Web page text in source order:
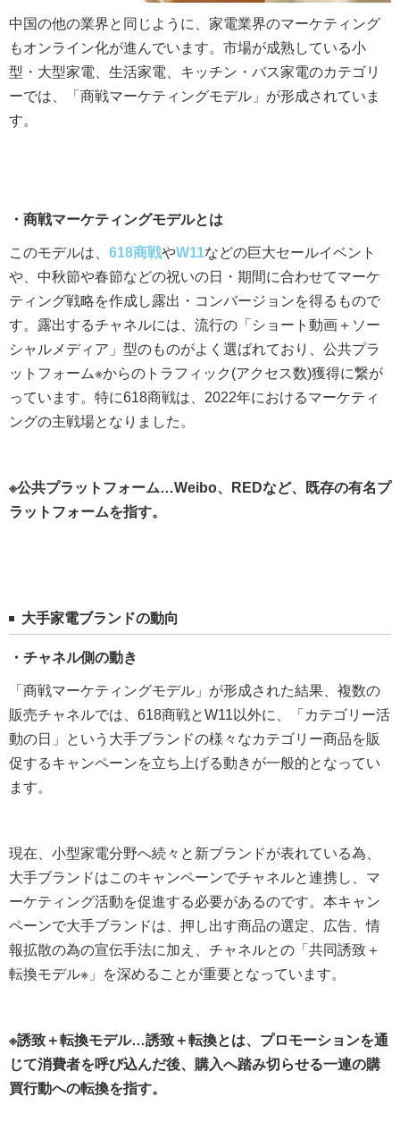
中国の他の業界と同じように、家電業界のマーケティング
もオンライン化が進んでいます。市場が成熟している小
型・大型家電、生活家電、キッチン・バス家電のカテゴリ
ーでは、「商戦マーケティングモデル」が形成されていま
す。
・商戦マーケティングモデルとは
このモデルは、 618商戦やW11などの巨大セールイベント
や、中秋節や春節などの祝いの日・期間に合わせてマーケ
ティング戦略を作成し露出・コンバージョンを得るもので
す。露出するチャネルには、流行の「ショート動画＋ソー
シャルメディア」型のものがよく選ばれており、公共プラ
ットフォーム※からのトラフィック(アクセス数)獲得に繋が
っています。特に618商戦は、2022年におけるマーケティ
ングの主戦場となりました。
※公共プラットフォーム…Weibo、REDなど、既存の有名プ
ラットフォームを指す。
大手家電ブランドの動向
・チャネル側の動き
「商戦マーケティングモデル」が形成された結果、複数の
販売チャネルでは、618商戦とW11以外に、「カテゴリー活
動の日」という大手ブランドの様々なカテゴリー商品を販
促するキャンペーンを立ち上げる動きが一般的となってい
ます。
現在、小型家電分野へ続々と新ブランドが表れている為、
大手ブランドはこのキャンペーンでチャネルと連携し、マ
ーケティング活動を促進する必要があるのです。本キャン
ペーンで大手ブランドは、押し出す商品の選定、広告、情
報拡散の為の宣伝手法に加え、チャネルとの「共同誘致＋
転換モデル※」を深めることが重要となっています。
※誘致＋転換モデル…誘致＋転換とは、プロモーションを通
じて消費者を呼び込んだ後、購入へ踏み切らせる一連の購
買行動への転換を指す。